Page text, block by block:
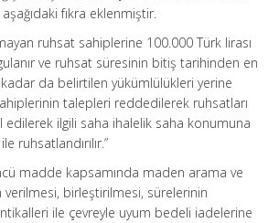
fıkra eklenmiştir.
ruhsat sahiplerine 100.000 Türk lirası
ve ruhsat süresinin bitiş tarihinden en
da belirtilen yükümlülükleri yerine
talepleri reddedilerek ruhsatları
ilgili saha ihalelik saha konumuna
ruhsatlandırılır.”
madde kapsamında maden arama ve
verilmesi, birleştirilmesi, sürelerinin
ile çevreyle uyum bedeli iadelerine